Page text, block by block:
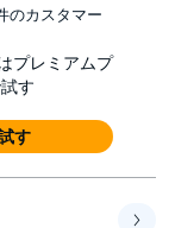
のカスタマー
プレミアムプ
す
す